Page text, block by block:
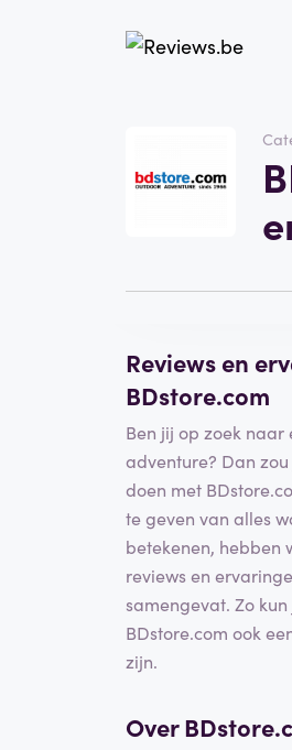
Schrijf
Reviews en
BDstore.com
Ben jij op zoek
adventure? Dan
doen met
te geven van alles
betekenen, hebben
reviews en
samengevat. Zo
BDstore.com ook
zijn.
Over